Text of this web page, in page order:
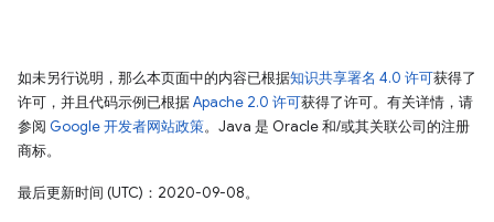
如未另行说明，那么本页面中的内容已根据知识共享署名 4.0 许可获得了
许可，并且代码示例已根据Apache 2.0 许可获得了许可。有关详情，请
参阅 Google 开发者网站政策。Java 是 Oracle 和/或其关联公司的注册
商标。
最后更新时间 (UTC)：2020-09-08。